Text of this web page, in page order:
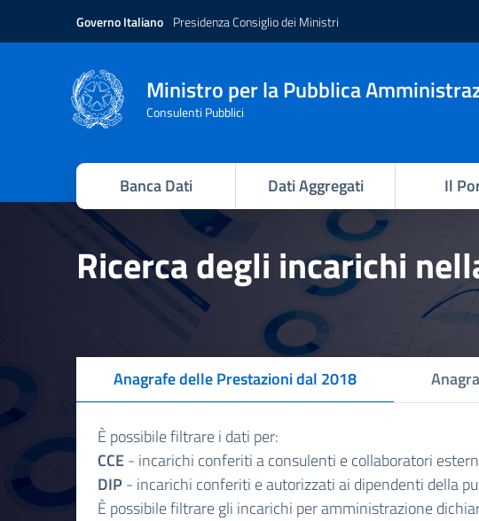
Governo Italiano Presidenza Consiglio dei Ministri
Ministro per la Pubblica
Consulenti Pubblici
Banca Dati Dati Aggregati Il
Ricerca degli incarichi
Anagrafe delle Prestazioni dal 2018
È possibile filtrare i dati per:
CCE- incarichi conferiti a consulenti e collaboratori
DIP - incarichi conferiti e autorizzati ai dipendenti della
È possibile filtrare gli incarichi per amministrazione